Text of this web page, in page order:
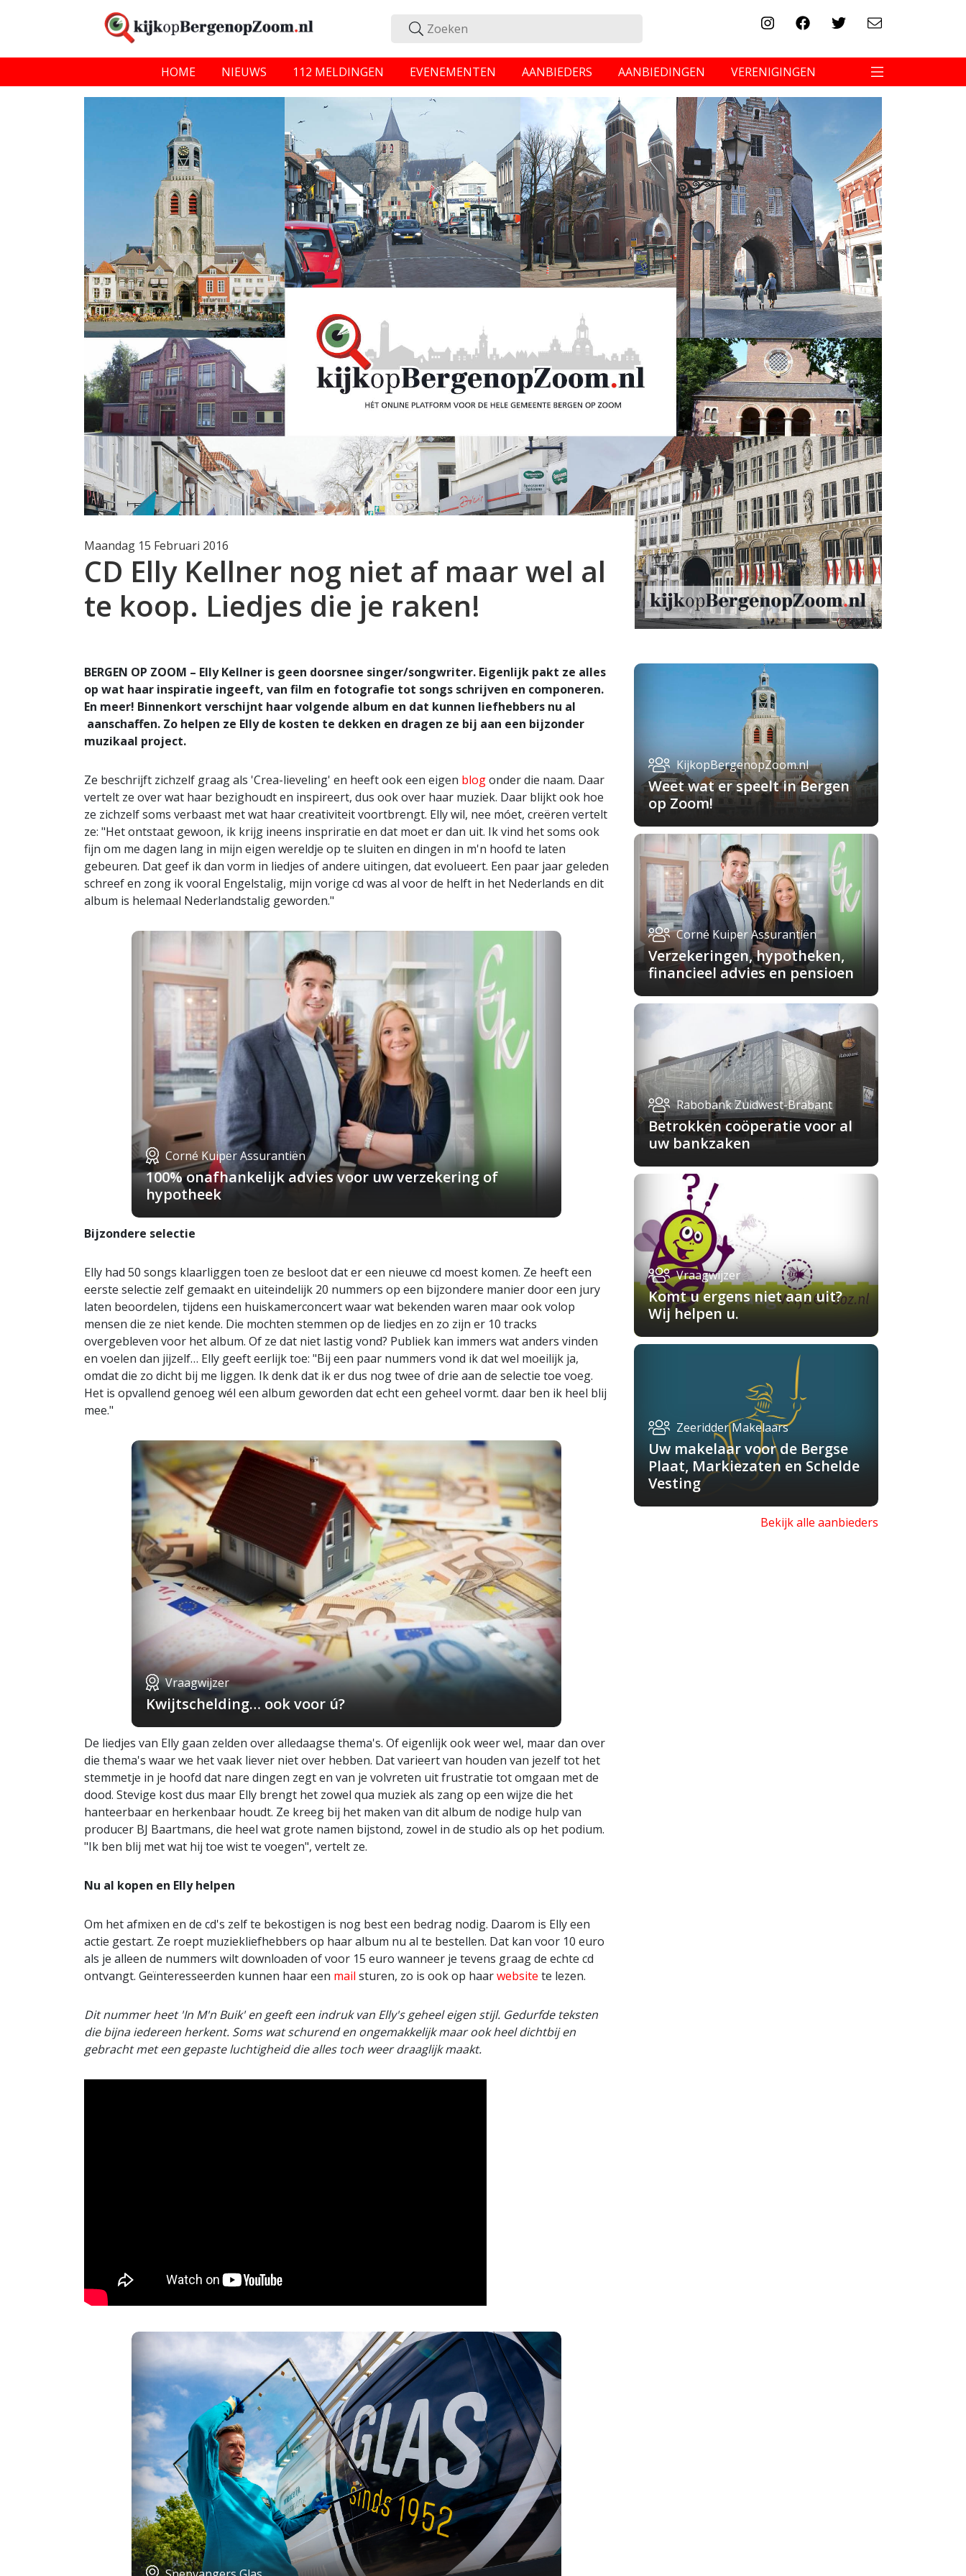
HOME NIEUWS 112 MELDINGEN EVENEMENTEN AANBIEDERS AANBIEDINGEN VERENIGINGEN
Maandag 15 Februari 2016
CD Elly Kellner nog niet af maar wel al
te koop. Liedjes die je raken!
BERGEN OP ZOOM – Elly Kellner is geen doorsnee singer/songwriter. Eigenlijk pakt ze alles
op wat haar inspiratie ingeeft, van film en fotografie tot songs schrijven en componeren.
En meer! Binnenkort verschijnt haar volgende album en dat kunnen liefhebbers nu al
aanschaffen. Zo helpen ze Elly de kosten te dekken en dragen ze bij aan een bijzonder
muzikaal project.
Ze beschrijft zichzelf graag als 'Crea-lieveling' en heeft ook een eigen blogonder die naam. Daar
vertelt ze over wat haar bezighoudt en inspireert, dus ook over haar muziek. Daar blijkt ook hoe
ze zichzelf soms verbaast met wat haar creativiteit voortbrengt. Elly wil, nee móet, creëren vertelt
ze: "Het ontstaat gewoon, ik krijg ineens inspriratie en dat moet er dan uit. Ik vind het soms ook
fijn om me dagen lang in mijn eigen wereldje op te sluiten en dingen in m'n hoofd te laten
gebeuren. Dat geef ik dan vorm in liedjes of andere uitingen, dat evolueert. Een paar jaar geleden
schreef en zong ik vooral Engelstalig, mijn vorige cd was al voor de helft in het Nederlands en dit
album is helemaal Nederlandstalig geworden."
Corné Kuiper Assurantiën
100% onafhankelijk advies voor uw verzekering of
hypotheek
Bijzondere selectie
Elly had 50 songs klaarliggen toen ze besloot dat er een nieuwe cd moest komen. Ze heeft een
eerste selectie zelf gemaakt en uiteindelijk 20 nummers op een bijzondere manier door een jury
laten beoordelen, tijdens een huiskamerconcert waar wat bekenden waren maar ook volop
mensen die ze niet kende. Die mochten stemmen op de liedjes en zo zijn er 10 tracks
overgebleven voor het album. Of ze dat niet lastig vond? Publiek kan immers wat anders vinden
en voelen dan jijzelf… Elly geeft eerlijk toe: "Bij een paar nummers vond ik dat wel moeilijk ja,
omdat die zo dicht bij me liggen. Ik denk dat ik er dus nog twee of drie aan de selectie toe voeg.
Het is opvallend genoeg wél een album geworden dat echt een geheel vormt. daar ben ik heel blij
mee."
Vraagwijzer
Kwijtschelding… ook voor ú?
De liedjes van Elly gaan zelden over alledaagse thema's. Of eigenlijk ook weer wel, maar dan over
die thema's waar we het vaak liever niet over hebben. Dat varieert van houden van jezelf tot het
stemmetje in je hoofd dat nare dingen zegt en van je volvreten uit frustratie tot omgaan met de
dood. Stevige kost dus maar Elly brengt het zowel qua muziek als zang op een wijze die het
hanteerbaar en herkenbaar houdt. Ze kreeg bij het maken van dit album de nodige hulp van
producer BJ Baartmans, die heel wat grote namen bijstond, zowel in de studio als op het podium.
"Ik ben blij met wat hij toe wist te voegen", vertelt ze.
Nu al kopen en Elly helpen
Om het afmixen en de cd's zelf te bekostigen is nog best een bedrag nodig. Daarom is Elly een
actie gestart. Ze roept muziekliefhebbers op haar album nu al te bestellen. Dat kan voor 10 euro
als je alleen de nummers wilt downloaden of voor 15 euro wanneer je tevens graag de echte cd
ontvangt. Geïnteresseerden kunnen haar een mail sturen, zo is ook op haarwebsite te lezen.
Dit nummer heet 'In M'n Buik' en geeft een indruk van Elly's geheel eigen stijl. Gedurfde teksten
die bijna iedereen herkent. Soms wat schurend en ongemakkelijk maar ook heel dichtbij en
gebracht met een gepaste luchtigheid die alles toch weer draaglijk maakt.
KijkopBergenopZoom.nl
Weet wat er speelt in Bergen
op Zoom!
Corné Kuiper Assurantiën
Verzekeringen, hypotheken,
financieel advies en pensioen
Rabobank Zuidwest-Brabant
Betrokken coöperatie voor al
uw bankzaken
Vraagwijzer
Komt u ergens niet aan uit?
Wij helpen u.
Zeeridder Makelaars
Uw makelaar voor de Bergse
Plaat, Markiezaten en Schelde
Vesting
Bekijk alle aanbieders